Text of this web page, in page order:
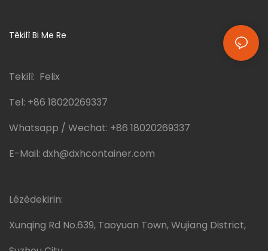
Têkilî Bi Me Re
Tekilî: Felix
Tel: +86 18020269337
Whatsapp / Wechat: +86 18020269337
E-Mail: dxh@dxhcontainer.com
Lêzêdekirin:
Xunqing Rd No.639, Taoyuan Town, Wujiang District,